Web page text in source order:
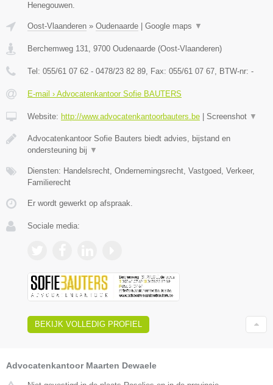
Henegouwen.
Oost-Vlaanderen » Oudenaarde Google maps ▼
Berchemweg 131, 9700 Oudenaarde (Oost-Vlaanderen)
Tel: 055/61 07 62 - 0478/23 82 89, Fax: 055/61 07 67, BTW-nr: -
E-mail › Advocatenkantoor Sofie BAUTERS
Website: http://www.advocatenkantoorbauters.be Screenshot ▼
Advocatenkantoor Sofie Bauters biedt advies, bijstand en
ondersteuning bij ▼
Diensten: Handelsrecht, Ondernemingsrecht, Vastgoed, Verkeer,
Familierecht
Er wordt gewerkt op afspraak.
Sociale media:
BEKIJK VOLLEDIG PROFIEL
Advocatenkantoor Maarten Dewaele